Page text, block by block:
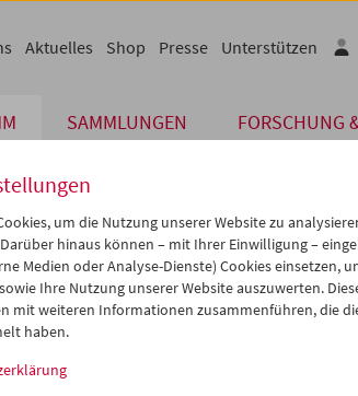
SAMMLUNGEN FORSCHUNG
Aktuelles Shop Presse Unterstützen
um die Nutzung unserer Website zu
hinaus können – mit Ihrer Einwilligung –
Medien oder Analyse-Dienste) Cookies einsetzen,
Ihre Nutzung unserer Website auszuwerten.
mit weiteren Informationen zusammenführen, die
haben.